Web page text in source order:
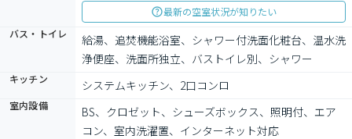
最新の空室状況が知りたい
バス・トイレ
給湯、追焚機能浴室、シャワー付洗面化粧台、温水洗
浄便座、洗面所独立、バストイレ別、シャワー
キッチン システムキッチン、2口コンロ
室内設備
BS、クロゼット、シューズボックス、照明付、エア
コン、室内洗濯置、インターネット対応